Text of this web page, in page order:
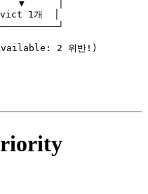
▼      │
1개  │
2 위반!)